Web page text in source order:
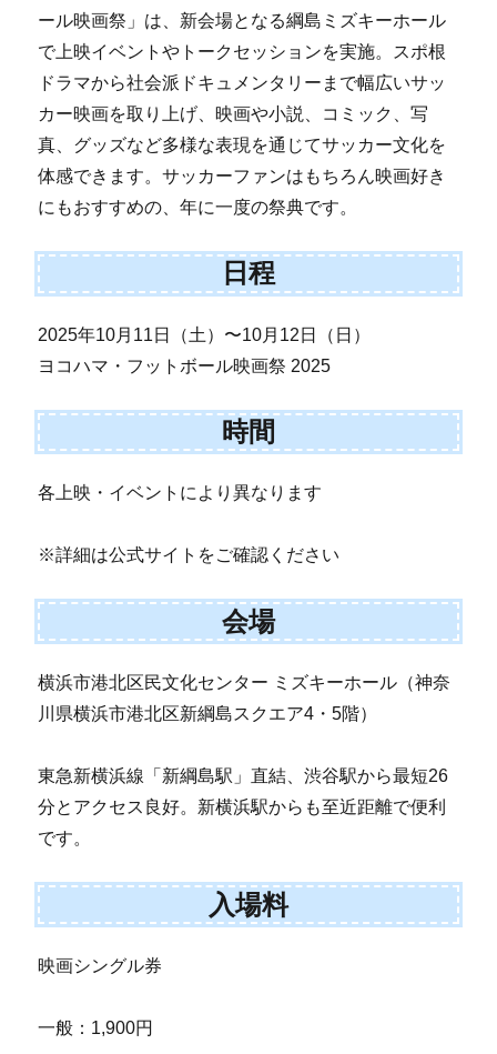
ール映画祭」は、新会場となる綱島ミズキーホール
で上映イベントやトークセッションを実施。スポ根
ドラマから社会派ドキュメンタリーまで幅広いサッ
カー映画を取り上げ、映画や小説、コミック、写
真、グッズなど多様な表現を通じてサッカー文化を
体感できます。サッカーファンはもちろん映画好き
にもおすすめの、年に一度の祭典です。
日程
2025年10月11日（土）〜10月12日（日）
ヨコハマ・フットボール映画祭 2025
時間
各上映・イベントにより異なります
※詳細は公式サイトをご確認ください
会場
横浜市港北区民文化センター ミズキーホール（神奈
川県横浜市港北区新綱島スクエア4・5階）
東急新横浜線「新綱島駅」直結、渋谷駅から最短26
分とアクセス良好。新横浜駅からも至近距離で便利
です。
入場料
映画シングル券
一般：1,900円